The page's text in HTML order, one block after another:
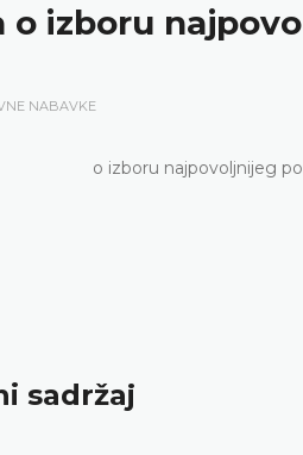
o izboru
NABAVKE
o izboru najpovoljnijeg
sadržaj